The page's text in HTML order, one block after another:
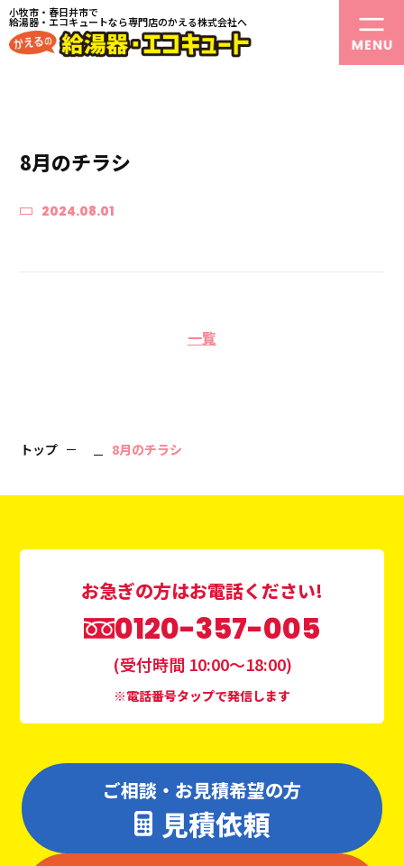
小牧市・春日井市で
給湯器・エコキュートなら専門店のかえる株式会社へ
8月のチラシ
2024.08.01
一覧
トップ 8月のチラシ
お急ぎの方はお電話ください!
0120-357-005
(受付時間 10:00〜18:00)
※電話番号タップで発信します
ご相談・お見積希望の方
見積依頼